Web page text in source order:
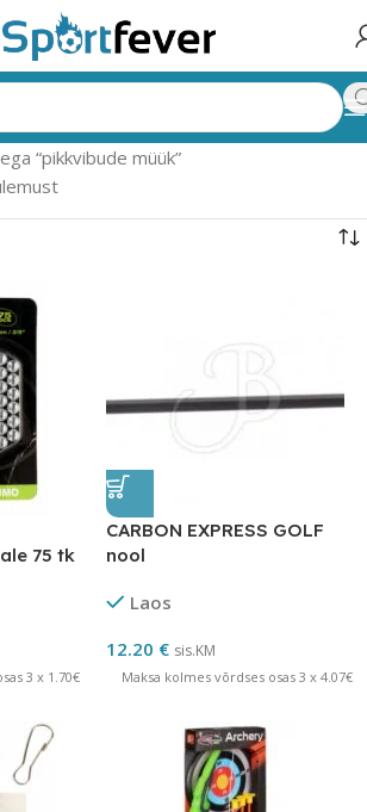
“pikkvibude müük”
75 tk
3 x 1.70€
CARBON EXPRESS GOLF
nool
Laos
12.20 € sis.KM
Maksa kolmes võrdses osas 3 x 4.07€